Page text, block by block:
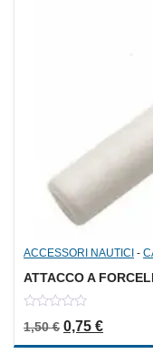
ACCESSORI NAUTICI -
ATTACCO A
out
1,50€ Il prezzo
0,75 €Il